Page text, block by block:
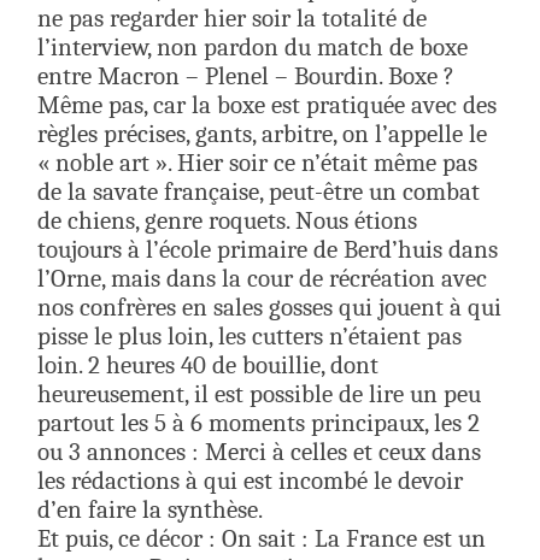
ne pas regarder hier soir la totalité de
l’interview, non pardon du match de boxe
entre Macron – Plenel – Bourdin. Boxe ?
Même pas, car la boxe est pratiquée avec des
règles précises, gants, arbitre, on l’appelle le
« noble art ». Hier soir ce n’était même pas
de la savate française, peut-être un combat
de chiens, genre roquets. Nous étions
toujours à l’école primaire de Berd’huis dans
l’Orne, mais dans la cour de récréation avec
nos confrères en sales gosses qui jouent à qui
pisse le plus loin, les cutters n’étaient pas
loin. 2 heures 40 de bouillie, dont
heureusement, il est possible de lire un peu
partout les 5 à 6 moments principaux, les 2
ou 3 annonces : Merci à celles et ceux dans
les rédactions à qui est incombé le devoir
d’en faire la synthèse.
Et puis, ce décor : On sait : La France est un